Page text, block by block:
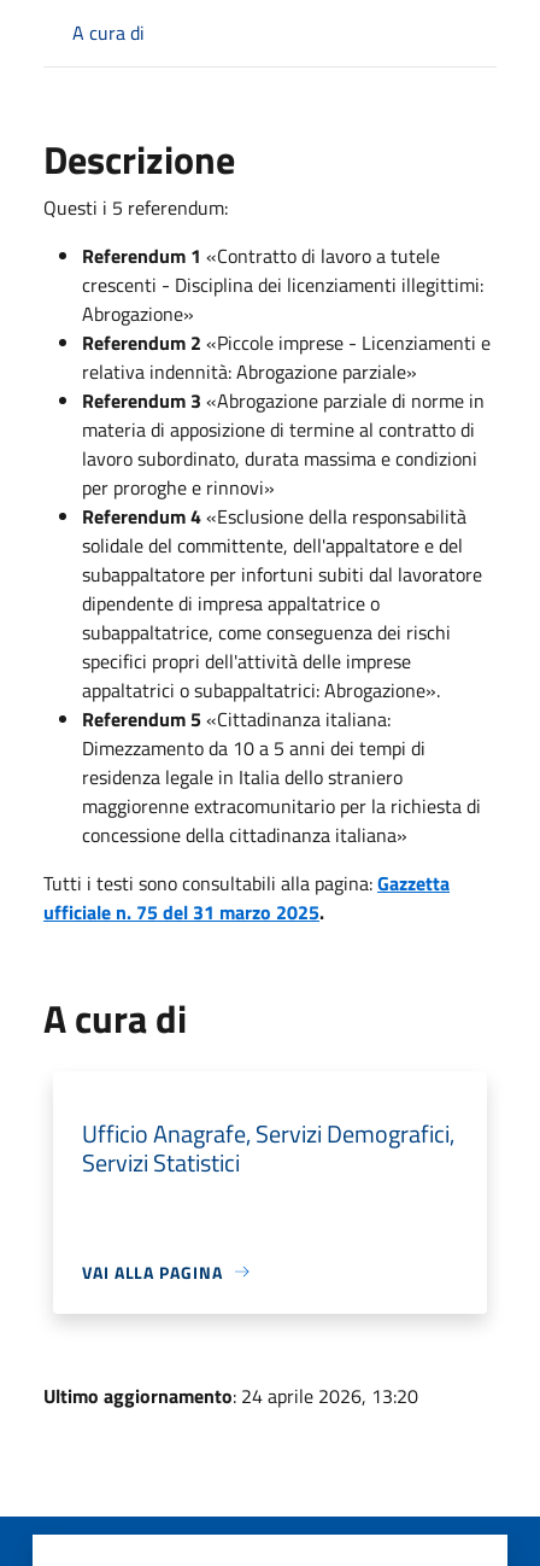
A cura di
Descrizione
Questi i 5 referendum:
Referendum 1 «Contratto di lavoro a tutele
crescenti - Disciplina dei licenziamenti illegittimi:
Abrogazione»
Referendum 2 «Piccole imprese - Licenziamenti e
relativa indennità: Abrogazione parziale»
Referendum 3 «Abrogazione parziale di norme in
materia di apposizione di termine al contratto di
lavoro subordinato, durata massima e condizioni
per proroghe e rinnovi»
Referendum 4«Esclusione della responsabilità
solidale del committente, dell'appaltatore e del
subappaltatore per infortuni subiti dal lavoratore
dipendente di impresa appaltatrice o
subappaltatrice, come conseguenza dei rischi
specifici propri dell'attività delle imprese
appaltatrici o subappaltatrici: Abrogazione».
Referendum 5«Cittadinanza italiana:
Dimezzamento da 10 a 5 anni dei tempi di
residenza legale in Italia dello straniero
maggiorenne extracomunitario per la richiesta di
concessione della cittadinanza italiana»
Tutti i testi sono consultabili alla pagina:Gazzetta
ufficiale n. 75 del 31 marzo 2025.
A cura di
Ufficio Anagrafe, Servizi Demografici,
Servizi Statistici
VAI ALLA PAGINA
Ultimo aggiornamento: 24 aprile 2026, 13:20